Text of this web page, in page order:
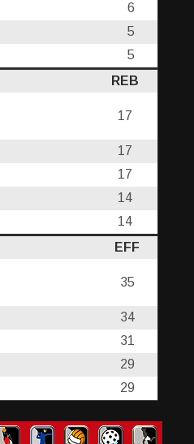
6
5
5
REB
17
17
17
14
14
EFF
35
34
31
29
29